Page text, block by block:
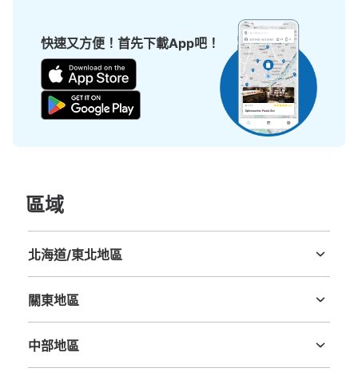
快速又方便！首先下載App吧！
區域
北海道/東北地區
關東地區
中部地區